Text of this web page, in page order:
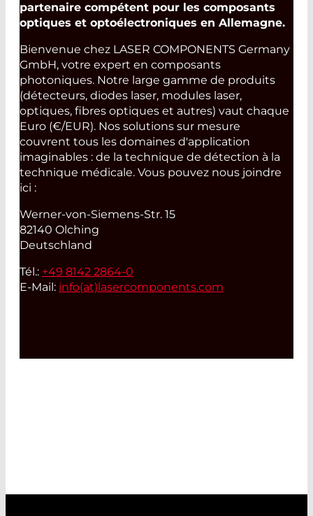
partenaire compétent pour les composants
optiques et optoélectroniques en Allemagne.
Bienvenue chez LASER COMPONENTS Germany
GmbH, votre expert en composants
photoniques. Notre large gamme de produits
(détecteurs, diodes laser, modules laser,
optiques, fibres optiques et autres) vaut chaque
Euro (€/EUR). Nos solutions sur mesure
couvrent tous les domaines d'application
imaginables : de la technique de détection à la
technique médicale. Vous pouvez nous joindre
ici :
Werner-von-Siemens-Str. 15
82140 Olching
Deutschland
Tél.: +49 8142 2864-0
E-Mail: info(at) lasercomponents.com